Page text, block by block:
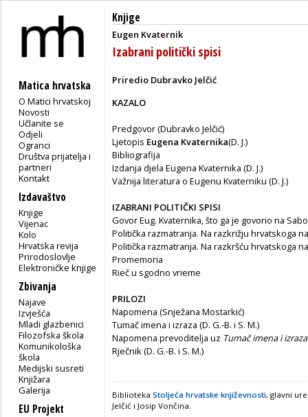
Matica hrvatska
O Matici hrvatskoj
Novosti
Učlanite se
Odjeli
Ogranci
Društva prijatelja i
partneri
Kontakt
Izdavaštvo
Knjige
Vijenac
Kolo
Hrvatska revija
Prirodoslovlje
Elektroničke knjige
Zbivanja
Najave
Izvješća
Mladi glazbenici
Filozofska škola
Komunikološka
škola
Medijski susreti
Knjižara
Galerija
EU Projekt
Knjige
Eugen Kvaternik
Izabrani politički spisi
Priredio Dubravko Jelčić
KAZALO
Predgovor (Dubravko Jelčić)
Ljetopis Eugena Kvaternika(D. J.)
Bibliografija
Izdanja djela Eugena Kvaternika (D. J.)
Važnija literatura o Eugenu Kvaterniku (D. J.)
IZABRANI POLITIČKI SPISI
Govor Eug. Kvaternika, što ga je govorio na
Politička razmatranja. Na razkrižju hrvatskoga
Politička razmatranja. Na razkršću hrvatskoga
Promemoria
Rieč u sgodno vrieme
PRILOZI
Napomena (Snježana Mostarkić)
Tumač imena i izraza (D. G.-B. i S. M.)
Napomena prevoditelja uz Tumač imena i izraza
Rječnik (D. G.-B. i S. M.)
Biblioteka Stoljeća hrvatske književnosti, glavni
Jelčić i Josip Vončina.